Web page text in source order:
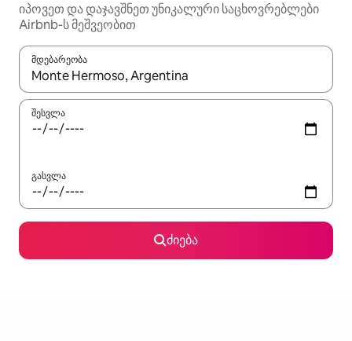
იპოვეთ და დაჯავშნეთ უნიკალური საცხოვრებლები
Airbnb-ს მეშვეობით
მდებარეობა
როცა შედეგები ხელმისაწვდომი გახდება, ნავიგაციისთვის
შესვლა
გასვლა
ძიება